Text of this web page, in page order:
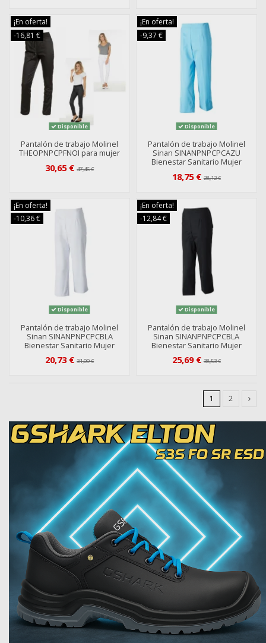
¡En oferta!
-16,81 €
Disponible
Pantalón de trabajo Molinel
THEOPNPCPFNOI para mujer
30,65 €47,46 €
¡En oferta!
-9,37 €
Disponible
Pantalón de trabajo Molinel
Sinan SINANPNPCPCAZU
Bienestar Sanitario Mujer
18,75 €28,12 €
¡En oferta!
-10,36 €
Disponible
Pantalón de trabajo Molinel
Sinan SINANPNPCPCBLA
Bienestar Sanitario Mujer
20,73 €31,09 €
¡En oferta!
-12,84 €
Disponible
Pantalón de trabajo Molinel
Sinan SINANPNPCPCBLA
Bienestar Sanitario Mujer
25,69 €38,53 €
1 2